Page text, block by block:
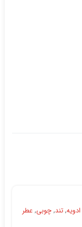
ادویه,تند,چوبی, عطر